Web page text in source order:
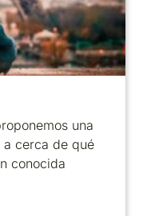
una
a cerca de qué
conocida